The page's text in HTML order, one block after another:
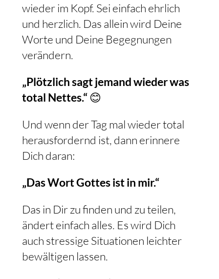
wieder im Kopf. Sei einfach ehrlich
und herzlich. Das allein wird Deine
Worte und Deine Begegnungen
verändern.
„Plötzlich sagt jemand wieder was
total Nettes.“😊
Und wenn der Tag mal wieder total
herausfordernd ist, dann erinnere
Dich daran:
„Das Wort Gottes ist in mir.“
Das in Dir zu finden und zu teilen,
ändert einfach alles. Es wird Dich
auch stressige Situationen leichter
bewältigen lassen.